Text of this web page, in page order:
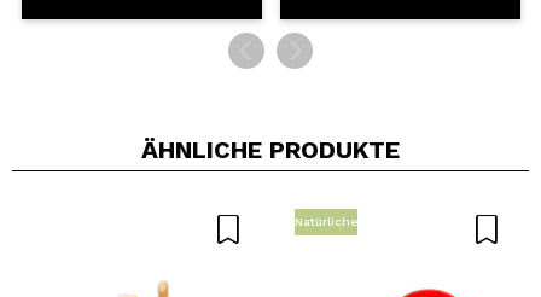
ÄHNLICHE PRODUKTE
Natürliche